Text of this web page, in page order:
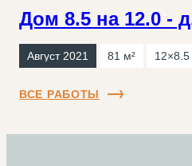
Дом 8.5 на 12.0 -
Август 2021 81 м² 12×8.5
ВСЕ РАБОТЫ